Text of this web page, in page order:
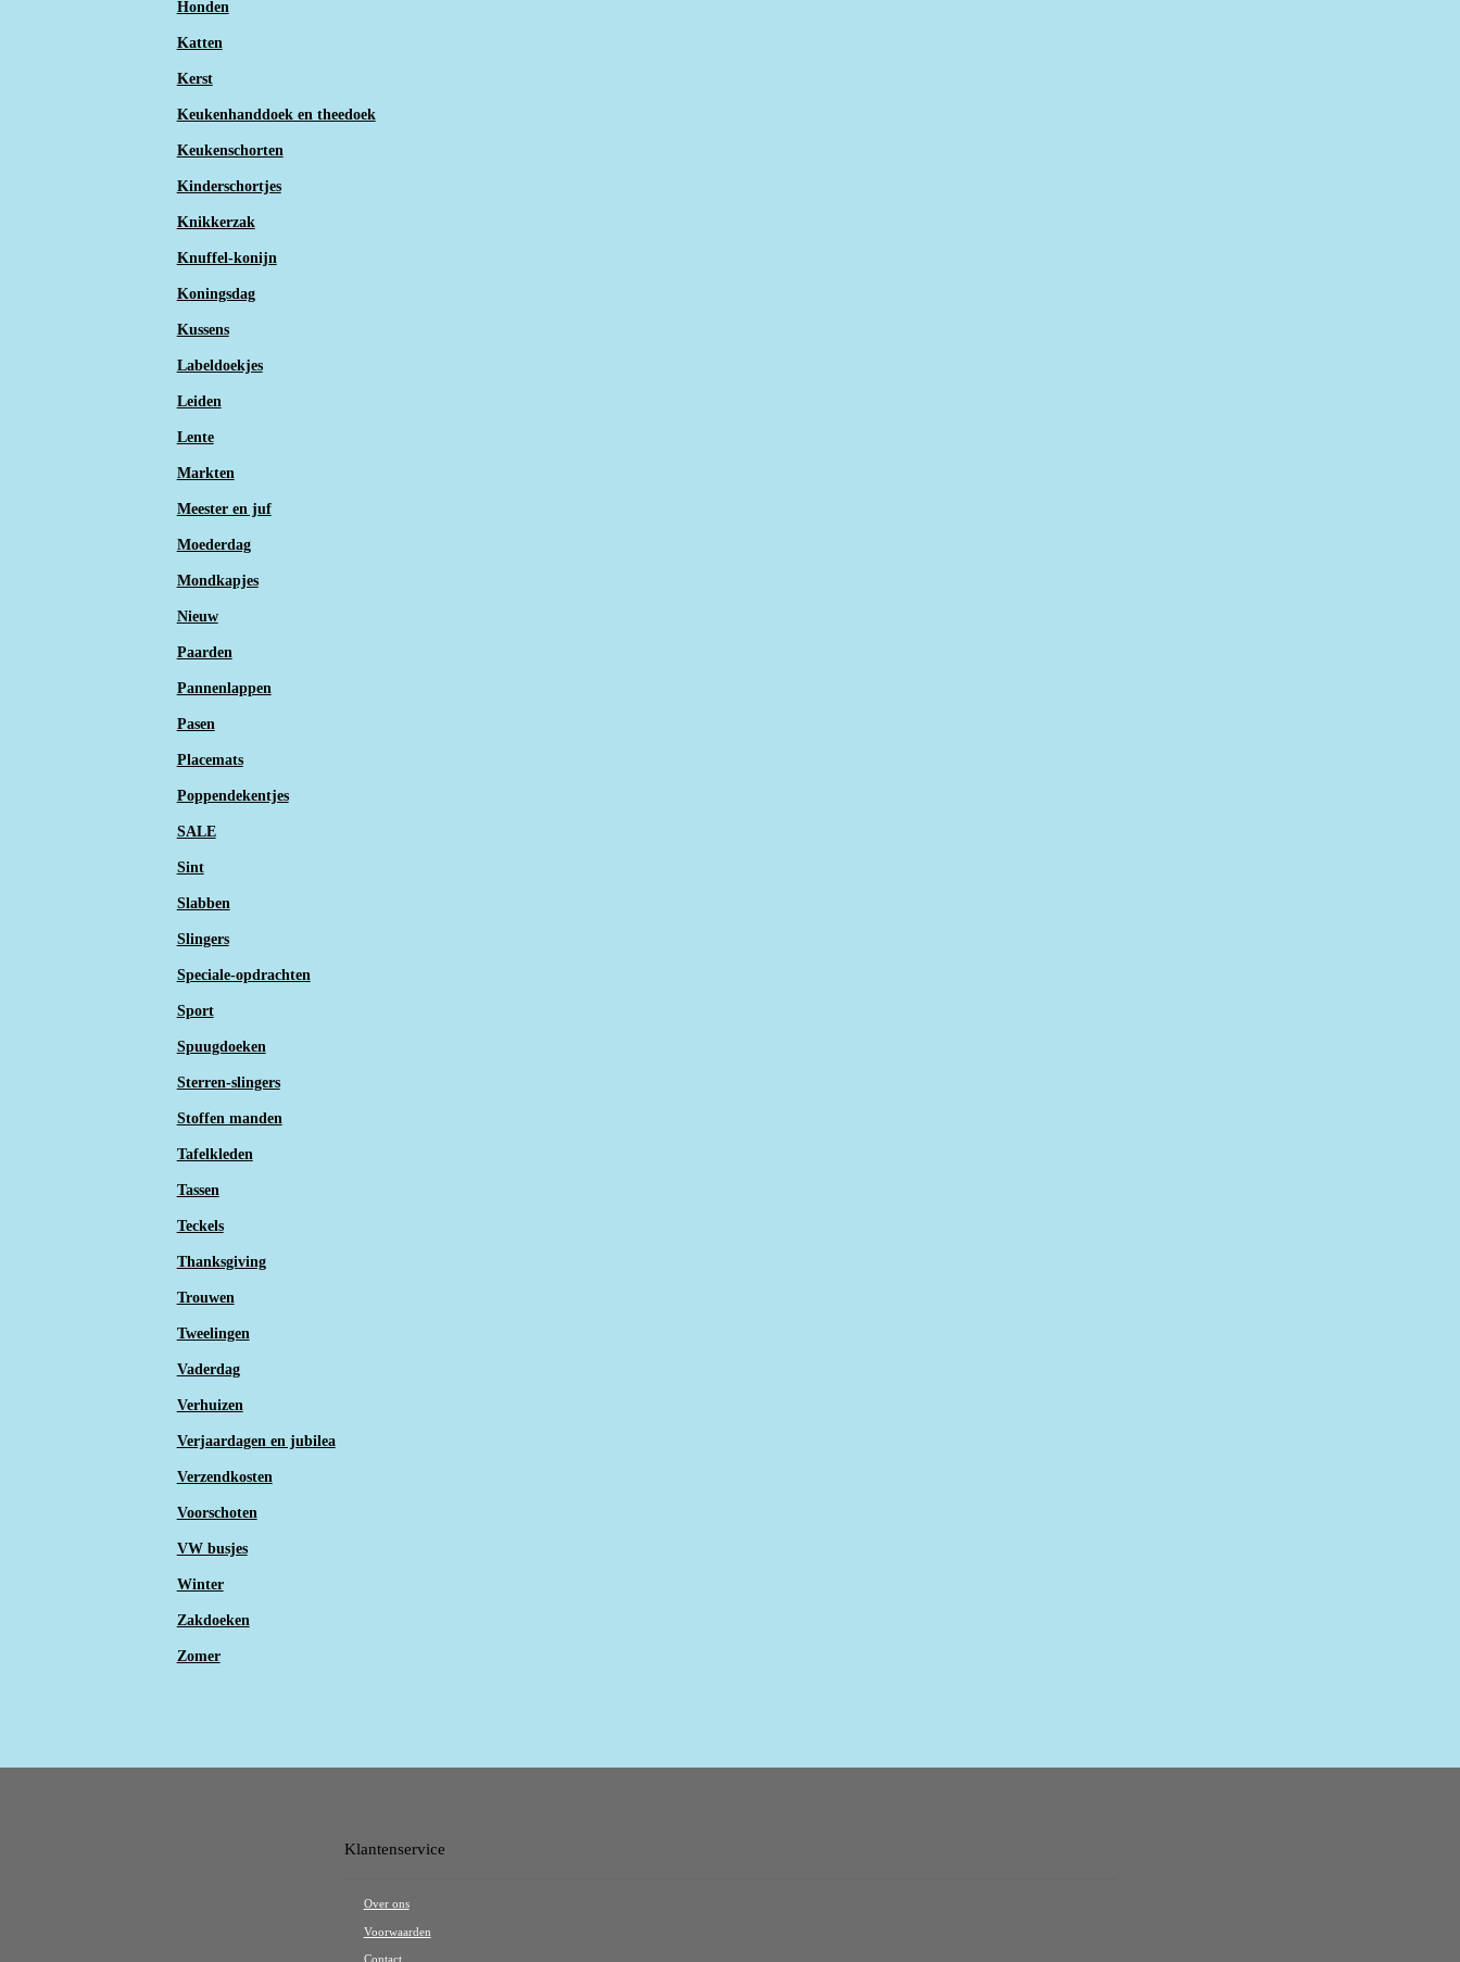
Honden
Katten
Kerst
Keukenhanddoek en theedoek
Keukenschorten
Kinderschortjes
Knikkerzak
Knuffel-konijn
Koningsdag
Kussens
Labeldoekjes
Leiden
Lente
Markten
Meester en juf
Moederdag
Mondkapjes
Nieuw
Paarden
Pannenlappen
Pasen
Placemats
Poppendekentjes
SALE
Sint
Slabben
Slingers
Speciale-opdrachten
Sport
Spuugdoeken
Sterren-slingers
Stoffen manden
Tafelkleden
Tassen
Teckels
Thanksgiving
Trouwen
Tweelingen
Vaderdag
Verhuizen
Verjaardagen en jubilea
Verzendkosten
Voorschoten
VW busjes
Winter
Zakdoeken
Zomer
Klantenservice
Over ons
Voorwaarden